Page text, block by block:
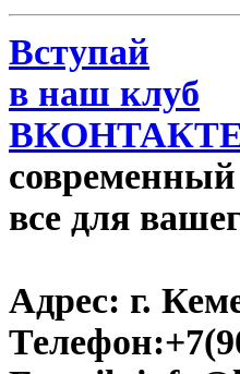
Вступай
в наш клуб
все для
Адрес: г.
Телефон: